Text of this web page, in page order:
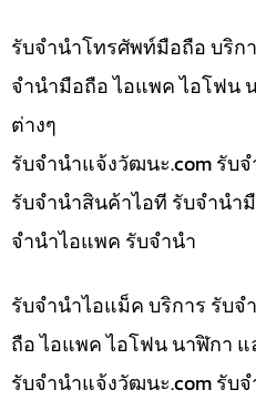
รับจำนำโทรศัพท์มือถือ บริก
จำนำมือถือ ไอแพค ไอโฟน
ต่างๆ
รับจํานําแจ้งวัฒนะ.com รับ
รับจำนำสินค้าไอที รับจำนำ
จำนำไอแพค รับจำนำ
รับจำนำไอแม็ค บริการ รับ
ถือ ไอแพค ไอโฟน นาฬิกา
รับจํานําแจ้งวัฒนะ.com รับ